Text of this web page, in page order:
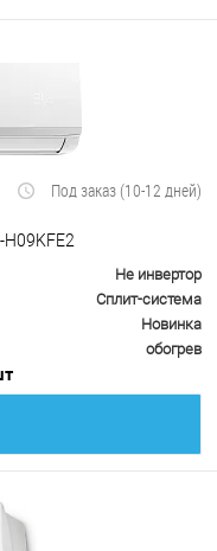
Под заказ (10-12 дней)
H09KFE2
Не инвертор
Сплит-система
Новинка
обогрев